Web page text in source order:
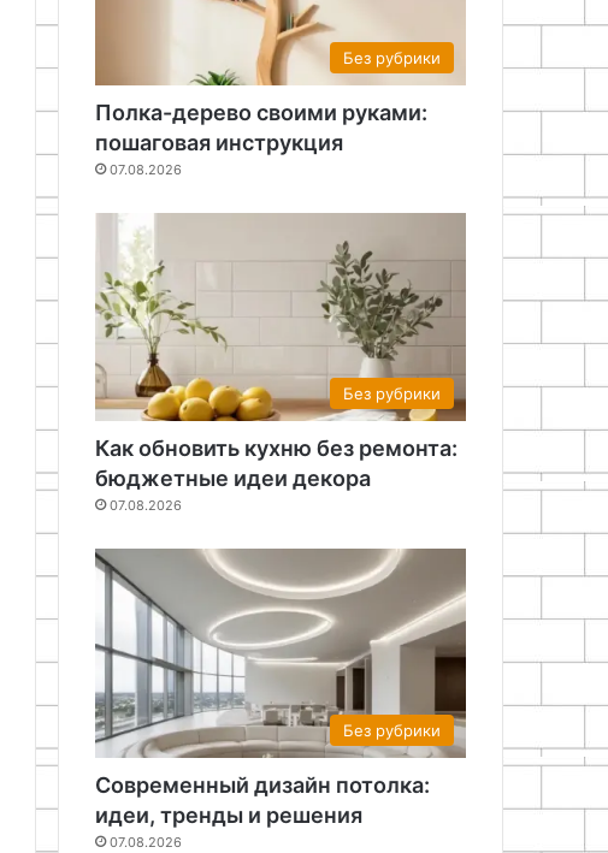
Без рубрики
Полка-дерево своими руками:
пошаговая инструкция
07.08.2026
Без рубрики
Как обновить кухню без ремонта:
бюджетные идеи декора
07.08.2026
Без рубрики
Современный дизайн потолка:
идеи, тренды и решения
07.08.2026